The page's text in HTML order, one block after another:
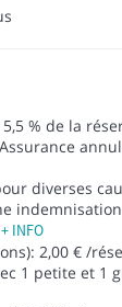
% de la
Assurance
diverses
+ INFO
2,00 € /
1 petite et 1